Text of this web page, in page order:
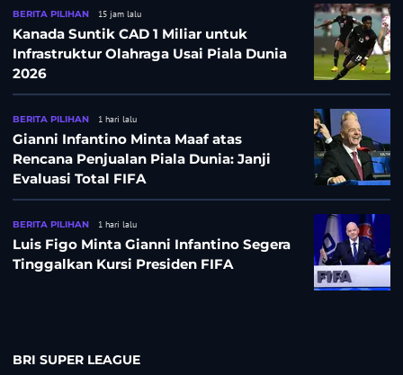
BERITA PILIHAN 15 jam lalu
Kanada Suntik CAD 1 Miliar untuk
Infrastruktur Olahraga Usai Piala Dunia
2026
BERITA PILIHAN 1 hari lalu
Gianni Infantino Minta Maaf atas
Rencana Penjualan Piala Dunia: Janji
Evaluasi Total FIFA
BERITA PILIHAN 1 hari lalu
Luis Figo Minta Gianni Infantino Segera
Tinggalkan Kursi Presiden FIFA
BRI SUPER LEAGUE